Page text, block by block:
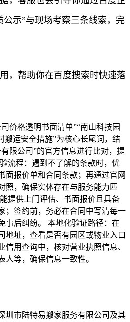
公示”与现场考察三条线索，完
，帮助你在百度搜索时快速落
价格透明书面清单”“南山科技园
搬运安全措施”为核心长尾词，结
限公司”的官方信息进行比对，提
流程：遇到不了解的条款时，优
面报价单和合同条款；再通过官网
照，确保实体存在与服务能力匹
提供上门评估、书面报价且具备
；签约前，务必在合同中写清每一
事后纠纷。 本地化验证路径：在
地址，查看是否有园区或物业入口
信用查询中，核对营业执照信息、
人等，确保信息一致性。
圳市陆特易搬家服务有限公司及其